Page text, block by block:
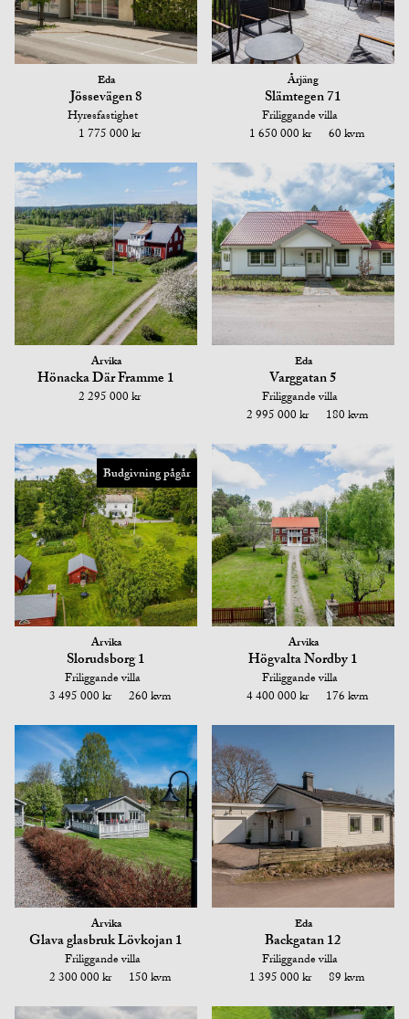
Eda
Jössevägen 8
Hyresfastighet
1 775 000 kr
Årjäng
Slämtegen 71
Friliggande villa
1 650 000 kr
60 kvm
Arvika
Hönacka Där Framme 1
2 295 000 kr
Eda
Varggatan 5
Friliggande villa
2 995 000 kr
180 kvm
Budgivning pågår
Arvika
Slorudsborg 1
Friliggande villa
3 495 000 kr
260 kvm
Arvika
Högvalta Nordby 1
Friliggande villa
4 400 000 kr
176 kvm
Arvika
Glava glasbruk Lövkojan 1
Friliggande villa
2 300 000 kr
150 kvm
Eda
Backgatan 12
Friliggande villa
1 395 000 kr
89 kvm